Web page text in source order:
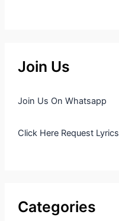
Join Us
Join Us On Whatsapp
Click Here Request Lyrics
Categories